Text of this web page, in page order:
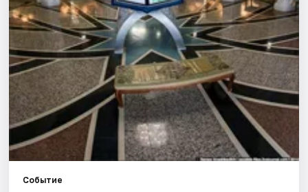
Артисты
Рейтинги
Событие